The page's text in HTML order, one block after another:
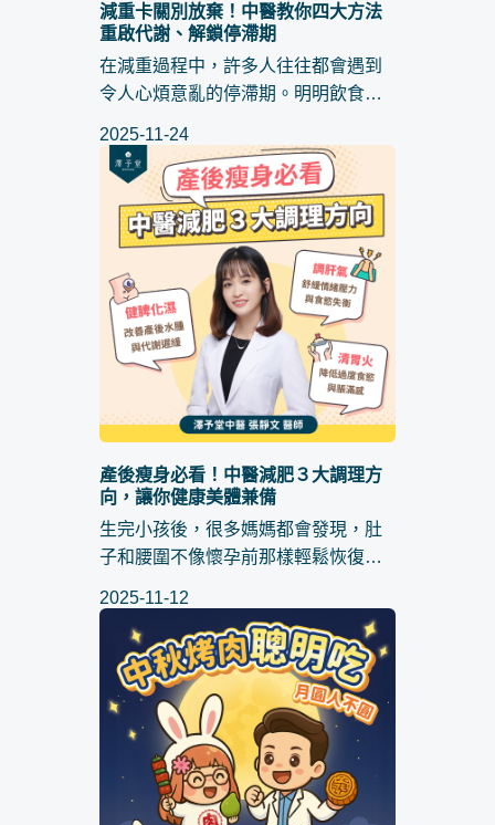
減重卡關別放棄！中醫教你四大方法
重啟代謝、解鎖停滯期
在減重過程中，許多人往往都會遇到
令人心煩意亂的停滯期。明明飲食控
體重就是停在同一個數字不動，甚至
有時還會往上跳，讓人開始懷疑自己
是不是方法錯了，或是天生就不適合...
2025-11-24
產後瘦身必看！中醫減肥３大調理方
向，讓你健康美體兼備
生完小孩後，很多媽媽都會發現，肚
子和腰圍不像懷孕前那樣輕鬆恢復，
在一個數字上下徘徊。這時候 產後瘦
麼做才不會傷身？是不是只能靠節食...
2025-11-12